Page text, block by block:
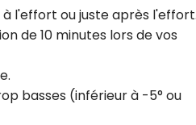
l'effort ou juste après
de 10 minutes lors de vos
basses (inférieur à -5° ou